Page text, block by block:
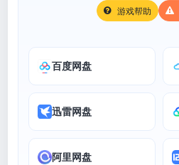
游戏帮助
百度网盘
迅雷网盘
阿里网盘